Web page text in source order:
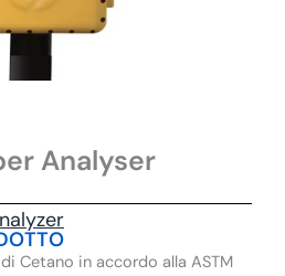
Analyser
Cetano in accordo alla ASTM